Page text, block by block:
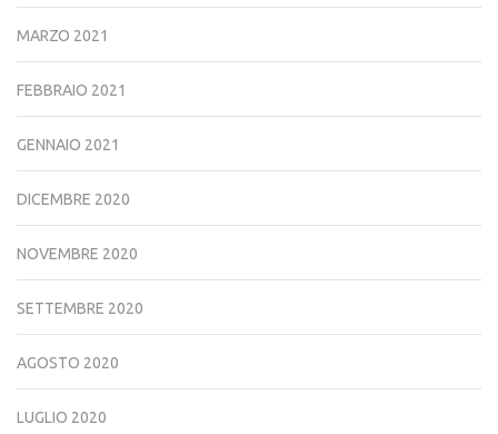
MARZO 2021
FEBBRAIO 2021
GENNAIO 2021
DICEMBRE 2020
NOVEMBRE 2020
SETTEMBRE 2020
AGOSTO 2020
LUGLIO 2020